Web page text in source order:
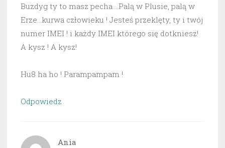
Buzdyg ty to masz pecha….Palą w Plusie, palą w
Erze…kurwa człowieku ! Jesteś przeklęty, ty i twój
numer IMEI ! i każdy IMEI którego się dotkniesz!
A kysz ! A kysz!
Hu8 ha ho ! Parampampam !
Odpowiedz
Ania